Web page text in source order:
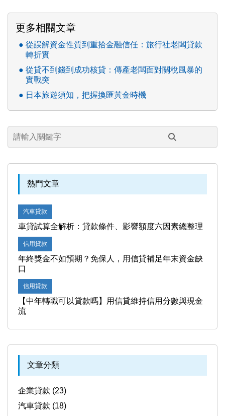
更多相關文章
從誤解資金性質到重拾金融信任：旅行社老闆貸款
轉折實
從貸不到錢到成功核貸：傳產老闆面對關稅風暴的
實戰突
日本旅遊須知，把握換匯黃金時機
熱門文章
汽車貸款
車貸試算全解析：貸款條件、影響額度六因素總整理
信用貸款
年終獎金不如預期？免保人，用信貸補足年末資金缺
口
信用貸款
【中年轉職可以貸款嗎】用信貸維持信用分數與現金
流
文章分類
企業貸款 (23)
汽車貸款 (18)